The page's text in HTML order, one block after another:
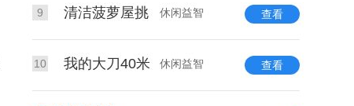
9 清洁菠萝屋挑 休闲益智 查看
10 我的大刀40米 休闲益智 查看